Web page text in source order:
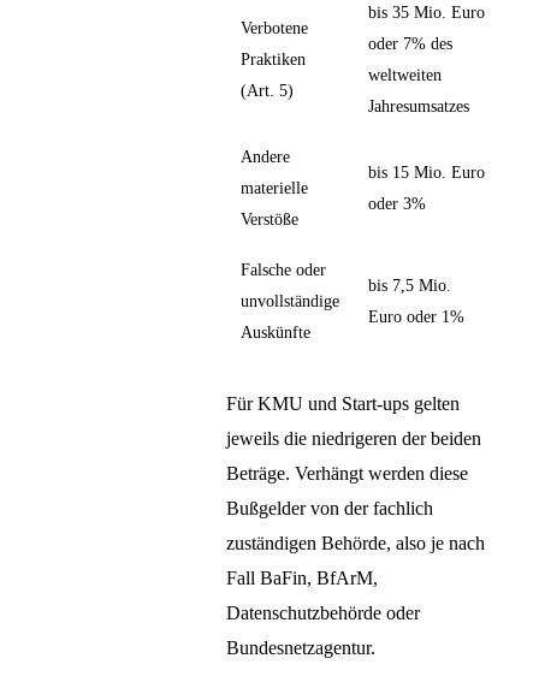
Verbotene
Praktiken
(Art. 5)
bis 35 Mio. Euro
oder 7% des
weltweiten
Jahresumsatzes
Andere
materielle
Verstöße
bis 15 Mio. Euro
oder 3%
Falsche oder
unvollständige
Auskünfte
bis 7,5 Mio.
Euro oder 1%
Für KMU und Start-ups gelten
jeweils die niedrigeren der beiden
Beträge. Verhängt werden diese
Bußgelder von der fachlich
zuständigen Behörde, also je nach
Fall BaFin, BfArM,
Datenschutzbehörde oder
Bundesnetzagentur.